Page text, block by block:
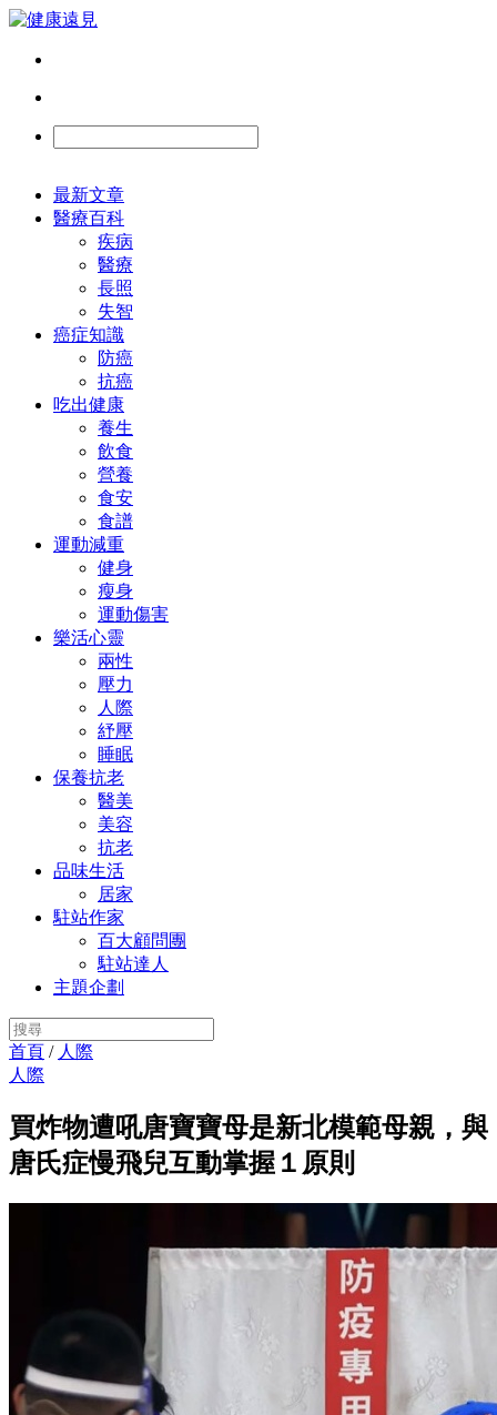
最新文章
醫療百科
疾病
醫療
長照
失智
癌症知識
防癌
抗癌
吃出健康
養生
飲食
營養
食安
食譜
運動減重
健身
瘦身
運動傷害
樂活心靈
兩性
壓力
人際
紓壓
睡眠
保養抗老
醫美
美容
抗老
品味生活
居家
駐站作家
百大顧問團
駐站達人
主題企劃
首頁 / 人際
人際
買炸物遭吼唐寶寶母是新北模範母親，與
唐氏症慢飛兒互動掌握１原則